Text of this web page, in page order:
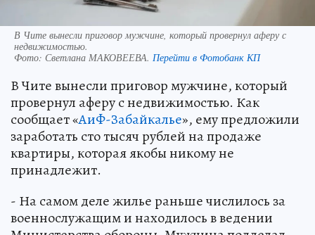
В Чите вынесли приговор мужчине, который провернул аферу с
недвижимостью.
Фото: Светлана МАКОВЕЕВА. Перейти в Фотобанк КП
В Чите вынесли приговор мужчине, который
провернул аферу с недвижимостью. Как
сообщает «АиФ-Забайкалье», ему предложили
заработать сто тысяч рублей на продаже
квартиры, которая якобы никому не
принадлежит.
- На самом деле жилье раньше числилось за
военнослужащим и находилось в ведении